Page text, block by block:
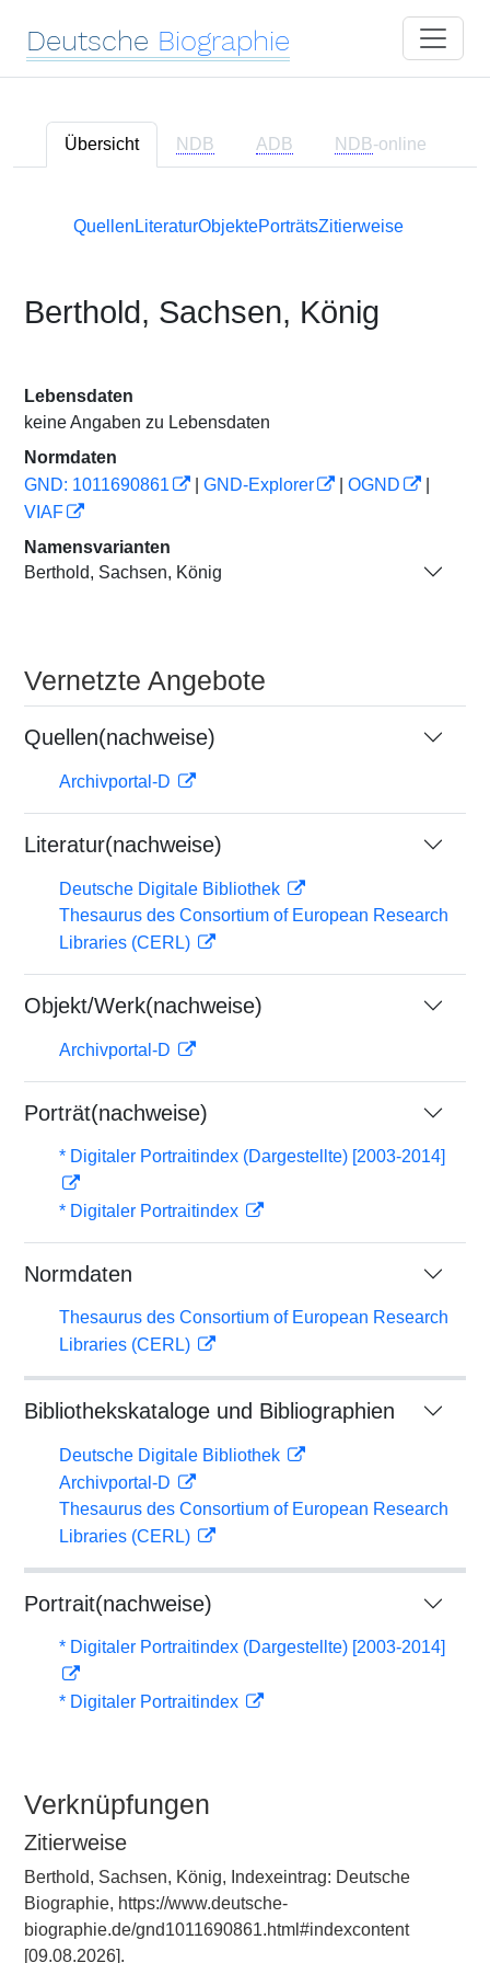
Deutsche Biographie
Übersicht NDB ADB NDB-online
Quellen LiteraturObjektePorträtsZitierweise
Berthold, Sachsen, König
Lebensdaten
keine Angaben zu Lebensdaten
Normdaten
GND: 1011690861
GND-Explorer OGND
VIAF
Namensvarianten
Berthold, Sachsen, König
Vernetzte Angebote
Quellen(nachweise)
Archivportal-D
Literatur(nachweise)
Deutsche Digitale Bibliothek
Thesaurus des Consortium of European Research
Libraries (CERL)
Objekt/Werk(nachweise)
Archivportal-D
Porträt(nachweise)
* Digitaler Portraitindex (Dargestellte) [2003-2014]
* Digitaler Portraitindex
Normdaten
Thesaurus des Consortium of European Research
Libraries (CERL)
Bibliothekskataloge und Bibliographien
Deutsche Digitale Bibliothek
Archivportal-D
Thesaurus des Consortium of European Research
Libraries (CERL)
Portrait(nachweise)
* Digitaler Portraitindex (Dargestellte) [2003-2014]
* Digitaler Portraitindex
Verknüpfungen
Zitierweise
Berthold, Sachsen, König, Indexeintrag: Deutsche
Biographie, https://www.deutsche-
biographie.de/gnd1011690861.html#indexcontent
[09.08.2026].